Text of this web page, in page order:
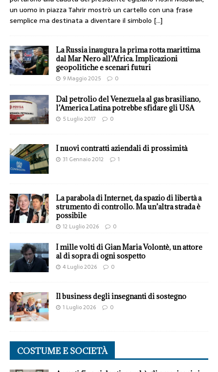
un uomo in piazza Tahrir mostrò un cartello con una frase
semplice ma destinata a diventare il simbolo […]
La Russia inaugura la prima rotta marittima
dal Mar Nero all’Africa. Implicazioni
geopolitiche e scenari futuri
9 Maggio 2025 0
Dal petrolio del Venezuela al gas brasiliano,
l’America Latina potrebbe sfidare gli USA
5 Luglio 2017 0
I nuovi contratti aziendali di prossimità
31 Gennaio 2012 1
La parabola di Internet, da spazio di libertà a
strumento di controllo. Ma un’altra strada è
possibile
12 Luglio 2026 0
I mille volti di Gian Maria Volontè, un attore
al di sopra di ogni sospetto
4 Luglio 2026 0
Il business degli insegnanti di sostegno
1 Luglio 2026 0
COSTUME E SOCIETÀ